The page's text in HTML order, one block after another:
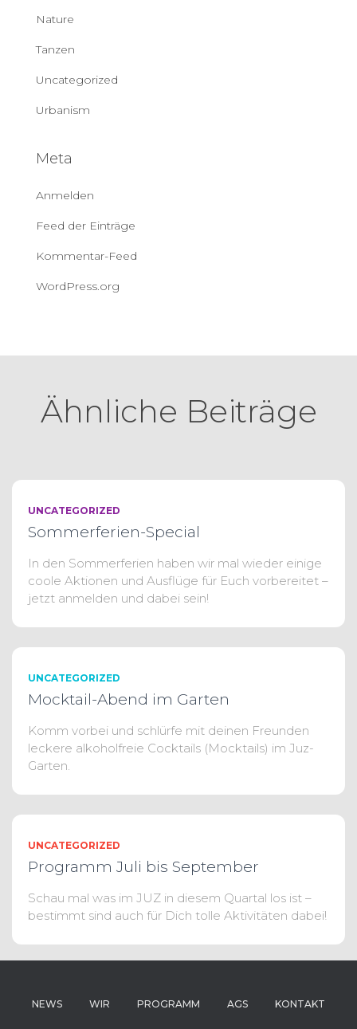
Nature
Tanzen
Uncategorized
Urbanism
Meta
Anmelden
Feed der Einträge
Kommentar-Feed
WordPress.org
Ähnliche Beiträge
UNCATEGORIZED
Sommerferien-Special
In den Sommerferien haben wir mal wieder einige
coole Aktionen und Ausflüge für Euch vorbereitet –
jetzt anmelden und dabei sein!
UNCATEGORIZED
Mocktail-Abend im Garten
Komm vorbei und schlürfe mit deinen Freunden
leckere alkoholfreie Cocktails (Mocktails) im Juz-
Garten.
UNCATEGORIZED
Programm Juli bis September
Schau mal was im JUZ in diesem Quartal los ist –
bestimmt sind auch für Dich tolle Aktivitäten dabei!
NEWS WIR PROGRAMM AGS KONTAKT